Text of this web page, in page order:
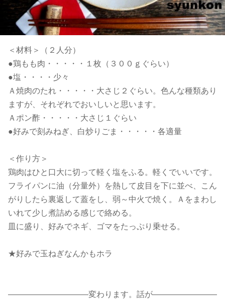
＜材料＞（２人分）
●鶏もも肉・・・・・１枚（３００ｇぐらい）
●塩・・・・少々
Ａ焼肉のたれ・・・・・大さじ２ぐらい。色んな種類あり
ますが、それぞれでおいしいと思います。
Ａポン酢・・・・・大さじ１ぐらい
●好みで刻みねぎ、白炒りごま・・・・・各適量
＜作り方＞
鶏肉はひと口大に切って軽く塩をふる。軽くでいいです。
フライパンに油（分量外）を熱して皮目を下に並べ、こん
がりしたら裏返して蓋をし、弱～中火で焼く。Ａをまわし
いれて少し煮詰める感じで絡める。
皿に盛り、好みでネギ、ゴマをたっぷり乗せる。
★好みで玉ねぎなんかもホラ
――――――――――変わります。話が――――――――